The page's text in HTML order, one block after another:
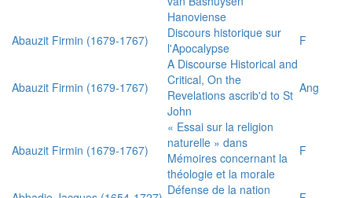
Hanoviense
Abauzit Firmin (1679-1767)
Discours historique sur
l'Apocalypse
F
Abauzit Firmin (1679-1767)
A Discourse Historical and
Critical, On the
Revelations ascrib'd to St
John
Ang
Abauzit Firmin (1679-1767)
« Essai sur la religion
naturelle » dans
Mémoires concernant la
théologie et la morale
F
Défense de la nation